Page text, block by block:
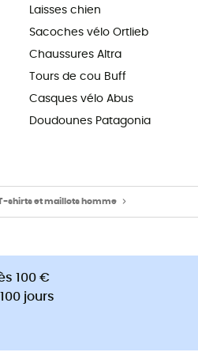
Laisses chien
Sacoches vélo Ortlieb
Chaussures Altra
Tours de cou Buff
Casques vélo Abus
Doudounes Patagonia
shirts et maillots homme
100 €
jours